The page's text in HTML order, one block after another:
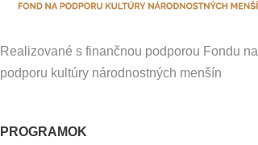
Realizované s finančnou podporou Fondu na
podporu kultúry národnostných menšín
PROGRAMOK